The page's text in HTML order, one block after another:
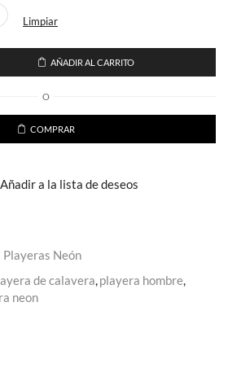
Limpiar
AÑADIR AL CARRITO
O
COMPRAR
Añadir a la lista de deseos
Playeras Neón
de calavera,playera hombre,
neon